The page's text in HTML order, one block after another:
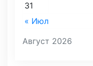
Август 2026
« Июл
31